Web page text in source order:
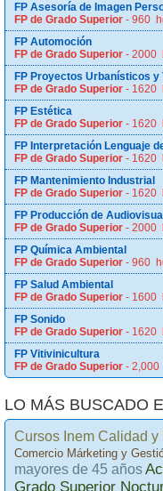
FP Asesoría de Imagen
FP de Grado Superior - 960
FP Automoción
FP de Grado Superior - 2000
FP Proyectos Urbanísticos y
FP de Grado Superior - 1620
FP Estética
FP de Grado Superior - 1620
FP Interpretación Lenguaje
FP de Grado Superior - 1620
FP Mantenimiento Industrial
FP de Grado Superior - 1620
FP Producción de
FP de Grado Superior - 2000
FP Química Ambiental
FP de Grado Superior - 960
FP Salud Ambiental
FP de Grado Superior - 1600
FP Sonido
FP de Grado Superior - 1620
FP Vitivinicultura
FP de Grado Superior -
LO MÁS BUSCADO
Cursos Inem Calidad y
Comercio Márketing y
mayores de 45 años
Grado Superior